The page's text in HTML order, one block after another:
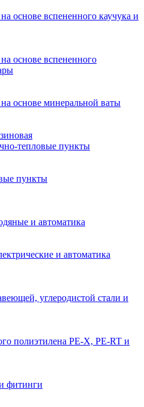
основе вспененного каучука и
основе вспененного
основе минеральной ваты
тепловые пункты
пункты
и автоматика
и автоматика
углеродистой стали и
полиэтилена PE-X, PE-RT и
фитинги